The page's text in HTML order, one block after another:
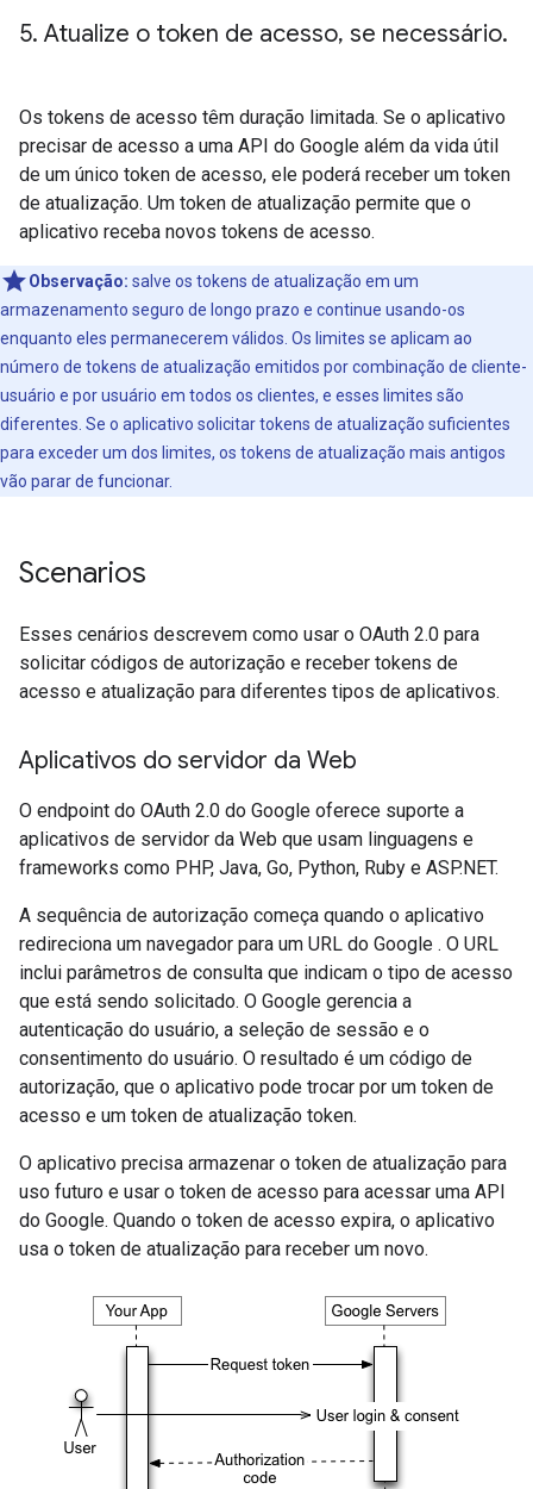
5. Atualize o token de acesso, se necessário.
Os tokens de acesso têm duração limitada. Se o aplicativo
precisar de acesso a uma API do Google além da vida útil
de um único token de acesso, ele poderá receber um token
de atualização. Um token de atualização permite que o
aplicativo receba novos tokens de acesso.
Observação: salve os tokens de atualização em um
armazenamento seguro de longo prazo e continue usando-os
enquanto eles permanecerem válidos. Os limites se aplicam ao
número de tokens de atualização emitidos por combinação de cliente-
usuário e por usuário em todos os clientes, e esses limites são
diferentes. Se o aplicativo solicitar tokens de atualização suficientes
para exceder um dos limites, os tokens de atualização mais antigos
vão parar de funcionar.
Scenarios
Esses cenários descrevem como usar o OAuth 2.0 para
solicitar códigos de autorização e receber tokens de
acesso e atualização para diferentes tipos de aplicativos.
Aplicativos do servidor da Web
O endpoint do OAuth 2.0 do Google oferece suporte a
aplicativos de servidor da Web que usam linguagens e
frameworks como PHP, Java, Go, Python, Ruby e ASP.NET.
A sequência de autorização começa quando o aplicativo
redireciona um navegador para um URL do Google . O URL
inclui parâmetros de consulta que indicam o tipo de acesso
que está sendo solicitado. O Google gerencia a
autenticação do usuário, a seleção de sessão e o
consentimento do usuário. O resultado é um código de
autorização, que o aplicativo pode trocar por um token de
acesso e um token de atualização token.
O aplicativo precisa armazenar o token de atualização para
uso futuro e usar o token de acesso para acessar uma API
do Google. Quando o token de acesso expira, o aplicativo
usa o token de atualização para receber um novo.